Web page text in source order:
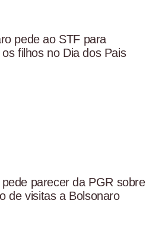
pede ao STF para
filhos no Dia dos Pais
parecer da PGR sobre
de visitas a Bolsonaro